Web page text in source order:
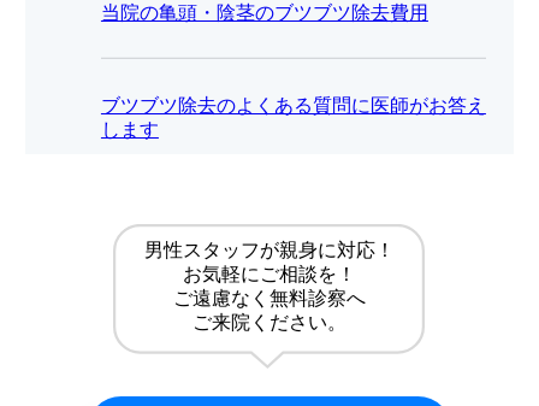
当院の亀頭・陰茎のブツブツ除去費用
ブツブツ除去のよくある質問に医師がお答え
します
男性スタッフが親身に対応！
お気軽にご相談を！
ご遠慮なく無料診察へ
ご来院ください。